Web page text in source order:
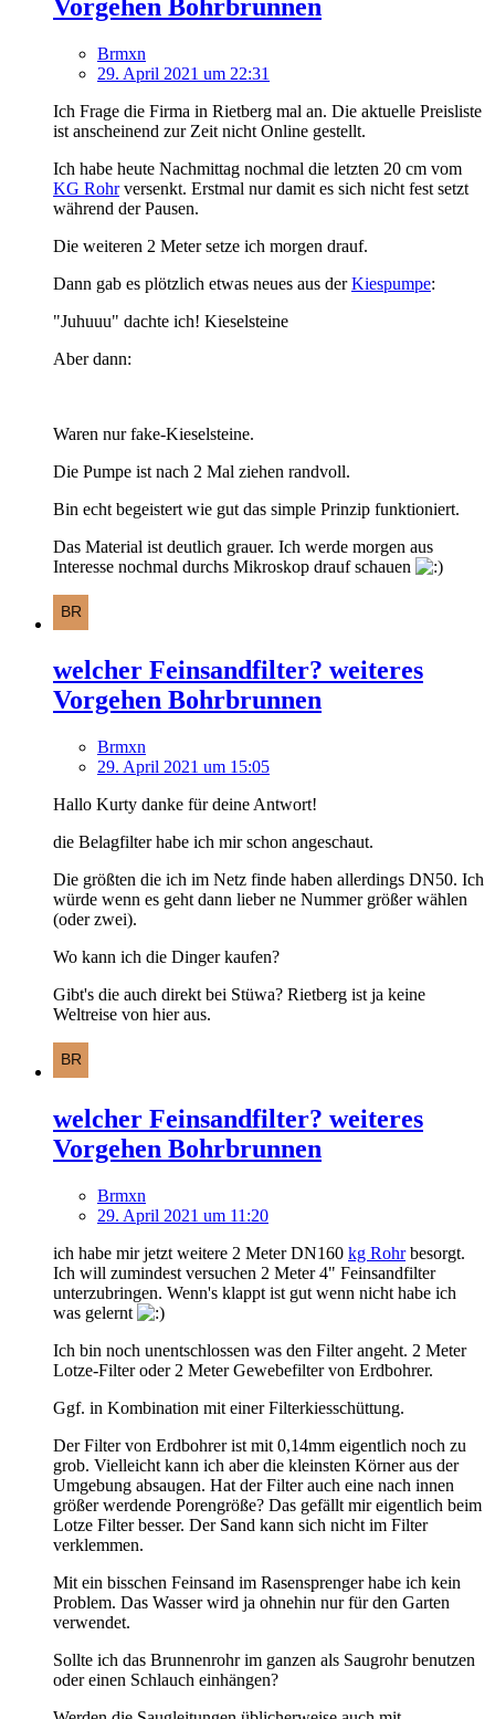
Vorgehen Bohrbrunnen
Brmxn
29. April 2021 um 22:31
Ich Frage die Firma in Rietberg mal an. Die aktuelle Preisliste
ist anscheinend zur Zeit nicht Online gestellt.
Ich habe heute Nachmittag nochmal die letzten 20 cm vom
KG Rohrversenkt. Erstmal nur damit es sich nicht fest setzt
während der Pausen.
Die weiteren 2 Meter setze ich morgen drauf.
Dann gab es plötzlich etwas neues aus derKiespumpe:
"Juhuuu" dachte ich! Kieselsteine
Aber dann:
Waren nur fake-Kieselsteine.
Die Pumpe ist nach 2 Mal ziehen randvoll.
Bin echt begeistert wie gut das simple Prinzip funktioniert.
Das Material ist deutlich grauer. Ich werde morgen aus
Interesse nochmal durchs Mikroskop drauf schauen
welcher Feinsandfilter? weiteres
Vorgehen Bohrbrunnen
Brmxn
29. April 2021 um 15:05
Hallo Kurty danke für deine Antwort!
die Belagfilter habe ich mir schon angeschaut.
Die größten die ich im Netz finde haben allerdings DN50. Ich
würde wenn es geht dann lieber ne Nummer größer wählen
(oder zwei).
Wo kann ich die Dinger kaufen?
Gibt's die auch direkt bei Stüwa? Rietberg ist ja keine
Weltreise von hier aus.
welcher Feinsandfilter? weiteres
Vorgehen Bohrbrunnen
Brmxn
29. April 2021 um 11:20
ich habe mir jetzt weitere 2 Meter DN160 kg Rohrbesorgt.
Ich will zumindest versuchen 2 Meter 4" Feinsandfilter
unterzubringen. Wenn's klappt ist gut wenn nicht habe ich
was gelernt
Ich bin noch unentschlossen was den Filter angeht. 2 Meter
Lotze-Filter oder 2 Meter Gewebefilter von Erdbohrer.
Ggf. in Kombination mit einer Filterkiesschüttung.
Der Filter von Erdbohrer ist mit 0,14mm eigentlich noch zu
grob. Vielleicht kann ich aber die kleinsten Körner aus der
Umgebung absaugen. Hat der Filter auch eine nach innen
größer werdende Porengröße? Das gefällt mir eigentlich beim
Lotze Filter besser. Der Sand kann sich nicht im Filter
verklemmen.
Mit ein bisschen Feinsand im Rasensprenger habe ich kein
Problem. Das Wasser wird ja ohnehin nur für den Garten
verwendet.
Sollte ich das Brunnenrohr im ganzen als Saugrohr benutzen
oder einen Schlauch einhängen?